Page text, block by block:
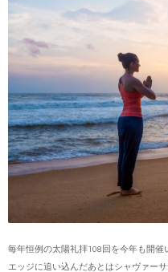
毎年恒例の太陽礼拝108回を今年も開催い
エッジに追い込んだあとはシャヴァー